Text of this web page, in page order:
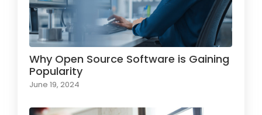
Why Open Source Software is Gaining
Popularity
June 19, 2024